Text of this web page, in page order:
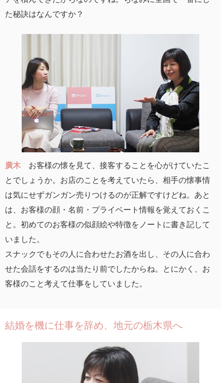
た秘訣はなんですか？
廣木
お客様の懐を見て、接客することを心がけていたこ
とでしょうか。お店のことを考えていたら、相手の懐事情
は気にせずガンガン売りつけるのが正解ですけどね。あと
は、お客様の顔・名前・プライベート情報を覚えておくこ
と。初めてのお客様の似顔絵や特徴をノートに書き記して
いました。
スナックでもその人に合わせたお酒を出し、その人に合わ
せた会話をするのは当たり前でしたからね。とにかく、お
客様のこと考えて仕事をしていました。
結婚を機に仕事を辞め、地元の栃木県へ